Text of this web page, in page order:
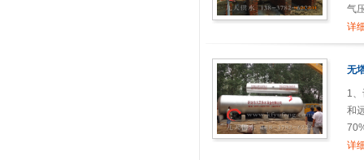
气
详
无
1
和
要
详